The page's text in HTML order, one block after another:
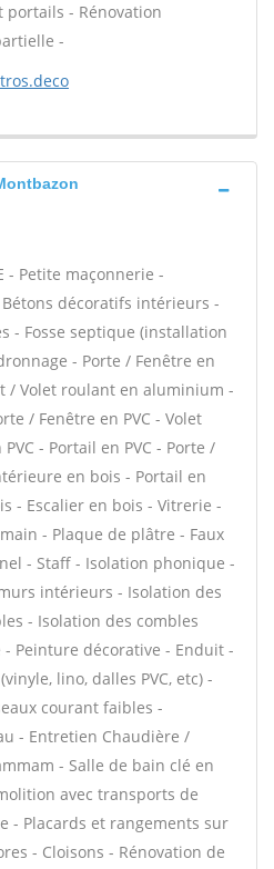
- Rénovation
-
- Petite maçonnerie -
décoratifs intérieurs -
- Fosse septique (installation
- Porte / Fenêtre en
/ Volet roulant en aluminium -
/ Fenêtre en PVC - Volet
- Portail en PVC - Porte /
en bois - Portail en
- Escalier en bois - Vitrerie -
- Plaque de plâtre - Faux
- Staff - Isolation phonique -
intérieurs - Isolation des
- Isolation des combles
Peinture décorative - Enduit -
lino, dalles PVC, etc) -
courant faibles -
- Entretien Chaudière /
- Salle de bain clé en
avec transports de
- Placards et rangements sur
- Cloisons - Rénovation de